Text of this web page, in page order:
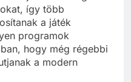
így több
a játék
programok
hogy még régebbi
a modern